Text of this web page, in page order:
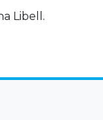
Libell.